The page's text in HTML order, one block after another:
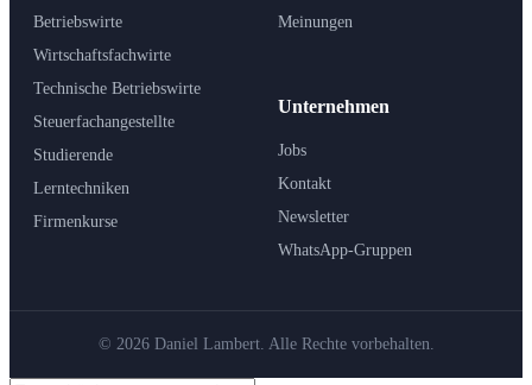
Betriebswirte
Wirtschaftsfachwirte
Technische Betriebswirte
Steuerfachangestellte
Studierende
Lerntechniken
Firmenkurse
Meinungen
Unternehmen
Jobs
Kontakt
Newsletter
WhatsApp-Gruppen
© 2026 Daniel Lambert. Alle Rechte vorbehalten.